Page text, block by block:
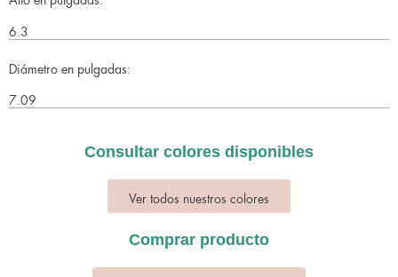
6.3
Diámetro en pulgadas:
7.09
Consultar colores disponibles
Ver todos nuestros colores
Comprar producto